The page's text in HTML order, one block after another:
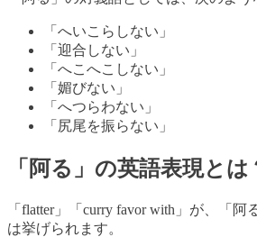
「へいこらしない」
「迎合しない」
「へこへこしない」
「媚びない」
「へつらわない」
「尻尾を振らない」
「阿る」の英語表現とは
「flatter」「curry favor with」が、「
は挙げられます。